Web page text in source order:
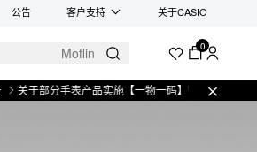
公告 客户支持 关于CASIO
0
分手表产品实施【一物一码】管理的公告